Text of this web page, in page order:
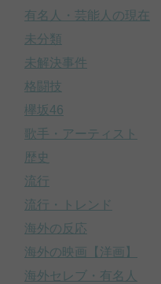
有名人・芸能人の現在
未分類
未解決事件
格闘技
欅坂46
歌手・アーティスト
歴史
流行
流行・トレンド
海外の反応
海外の映画【洋画】
海外セレブ・有名人